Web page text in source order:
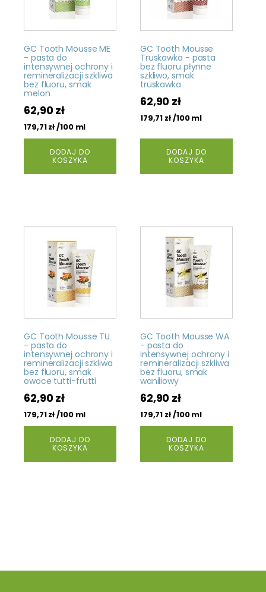
GC Tooth Mousse ME
- pasta do
intensywnej ochrony i
remineralizacji szkliwa
bez fluoru, smak
melon
62,90zł
179,71zł/100 ml
DODAJ DO
KOSZYKA
GC Tooth Mousse
Truskawka - pasta
bez fluoru płynne
szkliwo, smak
truskawka
62,90 zł
179,71 zł/100 ml
DODAJ DO
KOSZYKA
GC Tooth Mousse TU
- pasta do
intensywnej ochrony i
remineralizacji szkliwa
bez fluoru, smak
owoce tutti-frutti
62,90zł
179,71zł/100 ml
DODAJ DO
KOSZYKA
GC Tooth Mousse WA
- pasta do
intensywnej ochrony i
remineralizacji szkliwa
bez fluoru, smak
waniliowy
62,90 zł
179,71 zł/100 ml
DODAJ DO
KOSZYKA